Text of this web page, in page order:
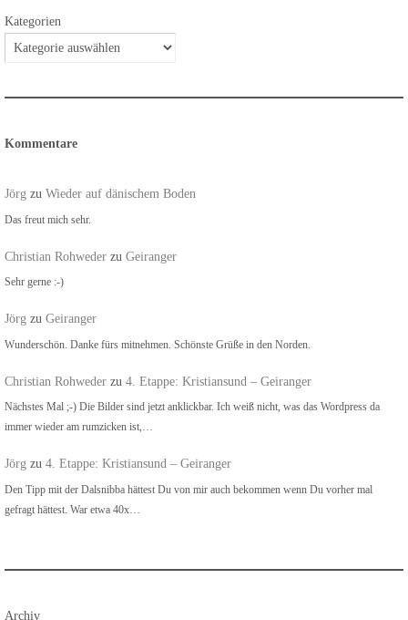
Kategorien
Kommentare
Jörg zu Wieder auf dänischem Boden
Das freut mich sehr.
Christian Rohweder zu Geiranger
Sehr gerne :-)
Jörg zu Geiranger
Wunderschön. Danke fürs mitnehmen. Schönste Grüße in den Norden.
Christian Rohweder zu 4. Etappe: Kristiansund – Geiranger
Nächstes Mal ;-) Die Bilder sind jetzt anklickbar. Ich weiß nicht, was das Wordpress da
immer wieder am rumzicken ist,…
Jörg zu 4. Etappe: Kristiansund – Geiranger
Den Tipp mit der Dalsnibba hättest Du von mir auch bekommen wenn Du vorher mal
gefragt hättest. War etwa 40x…
Archiv